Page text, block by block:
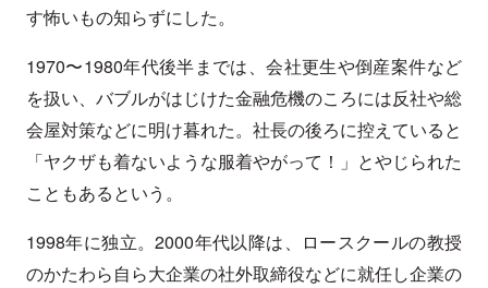
す怖いもの知らずにした。
1970〜1980年代後半までは、会社更生や倒産案件など
を扱い、バブルがはじけた金融危機のころには反社や総
会屋対策などに明け暮れた。社長の後ろに控えていると
「ヤクザも着ないような服着やがって！」とやじられた
こともあるという。
1998年に独立。2000年代以降は、ロースクールの教授
のかたわら自ら大企業の社外取締役などに就任し企業の